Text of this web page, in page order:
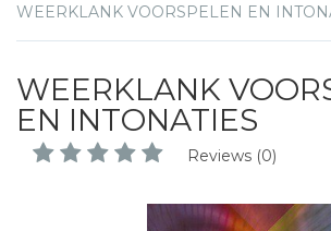
WEERKLANK VOORSPELEN EN
WEERKLANK
EN INTONATIES
Reviews (0)